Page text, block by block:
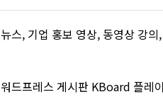
뉴스, 기업 홍보 영상, 동영상 강
워드프레스 게시판 KBoard 플레